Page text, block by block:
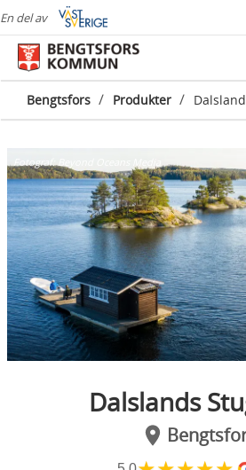
En del av
Bengtsfors / Produkter /
Fotograf:
Dalslands